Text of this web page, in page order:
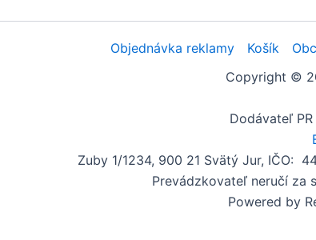
Objednávka reklamy Košík
Copyright ©
Dodávateľ
Zuby 1/1234, 900 21 Svätý Jur, IČO:
Prevádzkovateľ neručí za
Powered by